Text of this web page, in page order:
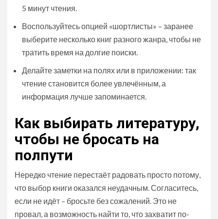
5 минут чтения.
Воспользуйтесь опцией «шортлисты» – заранее
выберите несколько книг разного жанра, чтобы не
тратить время на долгие поиски.
Делайте заметки на полях или в приложении: так
чтение становится более увлечённым, а
информация лучше запоминается.
Как выбирать литературу,
чтобы не бросать на
полпути
Нередко чтение перестаёт радовать просто потому,
что выбор книги оказался неудачным. Согласитесь,
если не идёт – бросьте без сожалений. Это не
провал, а возможность найти то, что захватит по-